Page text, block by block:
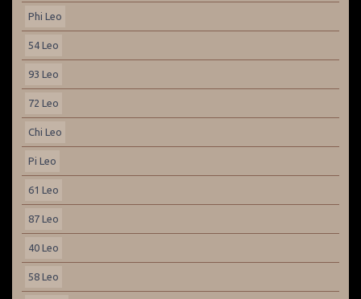
Phi Leo
54 Leo
93 Leo
72 Leo
Chi Leo
Pi Leo
61 Leo
87 Leo
40 Leo
58 Leo